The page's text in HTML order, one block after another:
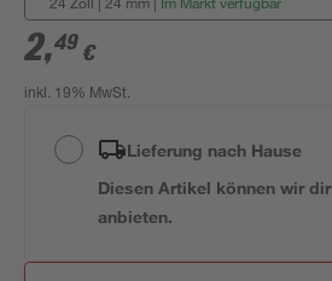
2,49 €
inkl. 19% MwSt.
Lieferung nach Hause
Diesen Artikel können wir
anbieten.